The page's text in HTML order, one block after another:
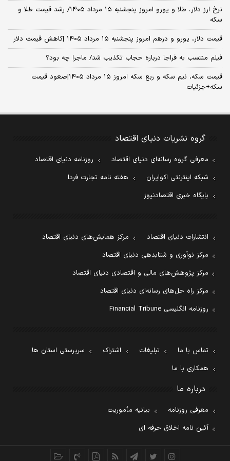
نرخ ارز دلار، طلا و یورو امروز پنجشنبه ۱۵ مرداد ۱۴۰۵/ رشد قیمت طلا و
سکه
قیمت دلار، یورو و درهم امروز پنجشنبه ۱۵ مرداد ۱۴۰۵ |کاهش قیمت دلار
فیلم منتسب به فراجا درباره حجاب تکذیب شد/ ماجرا چه بود؟
قیمت سکه، نیم سکه و ربع سکه امروز ۱۵ مرداد ۱۴۰۵|صعود قیمت
سکه+جزئیات
گروه نشریات دنیای اقتصاد
معرفی گروه رسانه‌ای دنیای اقتصاد
روزنامه دنیای اقتصاد
شبکه اینترنتی اکوایران
هفته نامه تجارت فردا
پایگاه خبری اقتصادنیوز
انتشارات دنیای اقتصاد
مرکز همایش‌های دنیای اقتصاد
مرکز نوآوری و شتابدهی دنیای اقتصاد
مرکز پژوهش‌های مالی و اقتصادی دنیای اقتصاد
مرکز راه حل‌های رسانه‌ای دنیای اقتصاد
روزنامه انگلیسی Financial Tribune
تماس با ما تبلیغات اشتراک
سرپرستی استان ها
همکاری با ما
درباره ما
معرفی روزنامه
بیانیه مأموریت
آئین نامه اخلاق حرفه ای